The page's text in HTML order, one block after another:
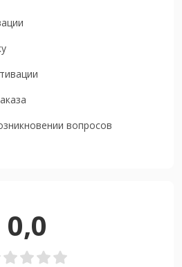
вопросов
0,0